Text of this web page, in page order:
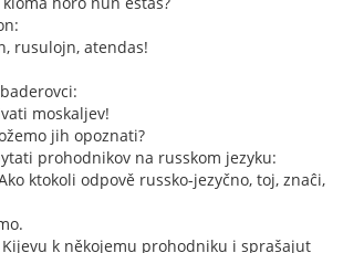
rusulojn, atendas!
moskaljev!
jih opoznati?
prohodnikov na russkom jezyku:
ktokoli odpově russko-jezyčno, toj, znaĉi,
k někojemu prohodniku i sprašajut